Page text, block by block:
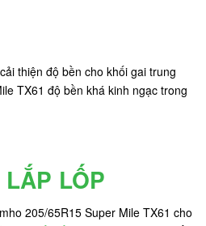
thiện độ bền cho khối gai trung
TX61 độ bền khá kinh ngạc trong
LỐP
205/65R15 Super Mile TX61 cho